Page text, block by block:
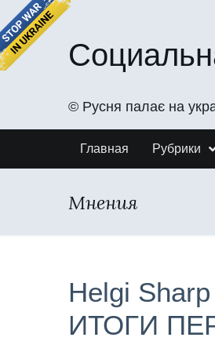
©️ Русня палає на
Главная Рубрики
Мнения
Helgi
ИТОГИ